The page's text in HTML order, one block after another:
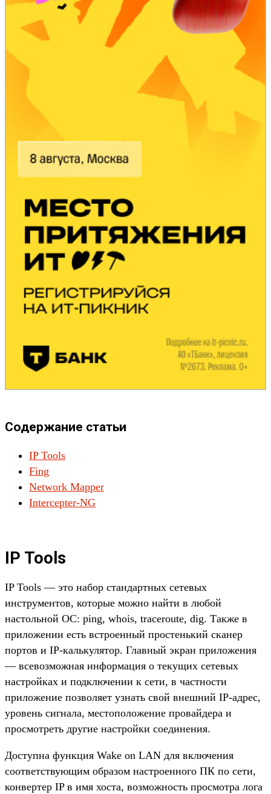
Содержание статьи
IP Tools
Fing
Network Mapper
Intercepter-NG
IP Tools
IP Tools — это набор стандартных сетевых
инструментов, которые можно найти в любой
настольной ОС: ping, whois, traceroute, dig. Также в
приложении есть встроенный простенький сканер
портов и IP-калькулятор. Главный экран приложения
— всевозможная информация о текущих сетевых
настройках и подключении к сети, в частности
приложение позволяет узнать свой внешний IP-адрес,
уровень сигнала, местоположение провайдера и
просмотреть другие настройки соединения.
Доступна функция Wake on LAN для включения
соответствующим образом настроенного ПК по сети,
конвертер IP в имя хоста, возможность просмотра лога